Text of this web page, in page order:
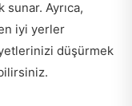
sunar. Ayrıca,
iyi yerler
düşürmek